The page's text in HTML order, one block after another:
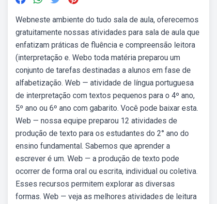
Webneste ambiente do tudo sala de aula, oferecemos
gratuitamente nossas atividades para sala de aula que
enfatizam práticas de fluência e compreensão leitora
(interpretação e. Webo toda matéria preparou um
conjunto de tarefas destinadas a alunos em fase de
alfabetização. Web — atividade de língua portuguesa
de interpretação com textos pequenos para o 4º ano,
5º ano ou 6º ano com gabarito. Você pode baixar esta.
Web — nossa equipe preparou 12 atividades de
produção de texto para os estudantes do 2° ano do
ensino fundamental. Sabemos que aprender a
escrever é um. Web — a produção de texto pode
ocorrer de forma oral ou escrita, individual ou coletiva.
Esses recursos permitem explorar as diversas
formas. Web — veja as melhores atividades de leitura